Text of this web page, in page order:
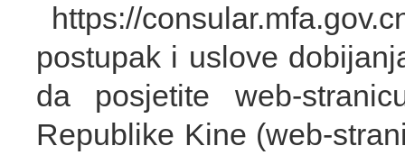
https://
postupak i uslove
da posjetite web-
Republike Kine (web-